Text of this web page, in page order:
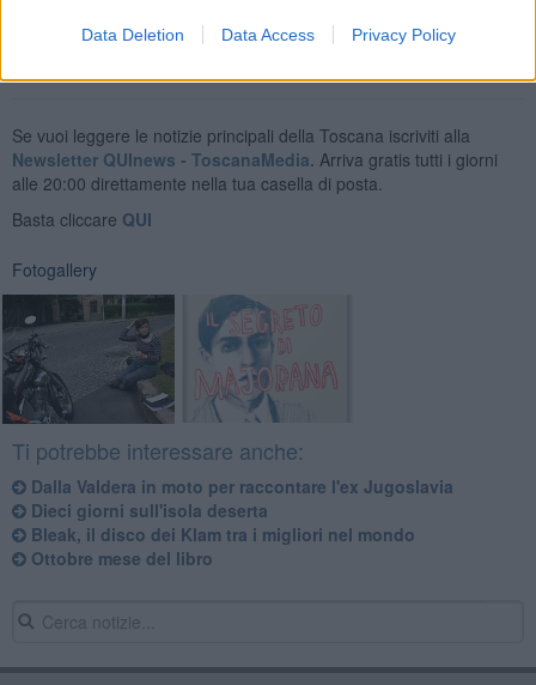
Data Deletion Data Access Privacy Policy
Se vuoi leggere le notizie principali della Toscana iscriviti alla
Newsletter QUInews - ToscanaMedia. Arriva gratis tutti i giorni
alle 20:00 direttamente nella tua casella di posta.
Basta cliccare QUI
Fotogallery
Ti potrebbe interessare anche:
Dalla Valdera in moto per raccontare l'ex Jugoslavia
Dieci giorni sull'isola deserta
Bleak, il disco dei Klam tra i migliori nel mondo
Ottobre mese del libro